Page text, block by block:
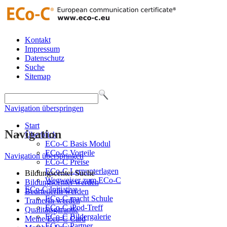
Kontakt
Impressum
Datenschutz
Suche
Sitemap
Navigation überspringen
Start
Überblick
ECo-C Basis Modul
ECo-C Vorteile
ECo-C Preise
ECo-C Lernunterlagen
Wegweiser zum ECo-C
ECo-C Initiative
ECo-C macht Schule
ECo-C iPod-Treff
ECo-C Bildergalerie
Navigation
Navigation überspringen
Bildungscenter Suche
Bildungscenter werden
BeurteilerIn werden
TrainerIn werden
Qualitätsgarantie
Meine Eco-C Card